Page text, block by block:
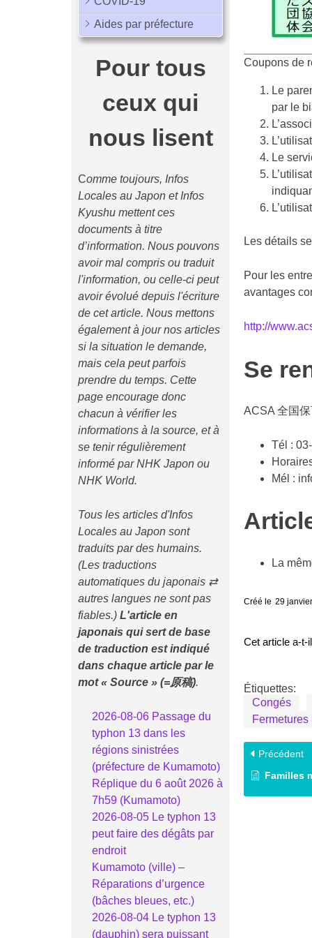
Aides par préfecture
Pour tous
ceux qui
nous lisent
Comme toujours, Infos
Locales au Japon et Infos
Kyushu mettent ces
documents à titre
d’information. Nous pouvons
avoir mal compris ou traduit
l'information, ou celle-ci peut
avoir évolué depuis l'écriture
de cet article. Nous mettons
également à jour nos articles
si la situation le demande,
mais cela peut parfois
prendre du temps. Cette
page encourage donc
chacun à vérifier les
informations à la source, et à
se tenir régulièrement
informé par NHK Japon ou
NHK World.
Tous les articles d'Infos
Locales au Japon sont
traduits par des humains.
(Les traductions
automatiques du japonais ⇄
autres langues ne sont pas
fiables.) L'article en
japonais qui sert de base
de traduction est indiqué
dans chaque article par le
mot « Source » (=原稿).
2026-08-06 Passage du
typhon 13 dans les
régions sinistrées
(préfecture de Kumamoto)
Réplique du 6 août 2026 à
7h59 (Kumamoto)
2026-08-05 Le typhon 13
peut faire des dégâts par
endroit
Kumamoto (ville) –
Réparations d’urgence
(bâches bleues, etc.)
2026-08-04 Le typhon 13
(dauphin) sera puissant
Coupons de
Le
par le
Le
Les détails
Pour les
avantages
http://
Se
ACSA 全国
Tél :
Mél :
La
Créé le 29
Cet article a-t-
Étiquettes:
Congés
Précédent
Familles